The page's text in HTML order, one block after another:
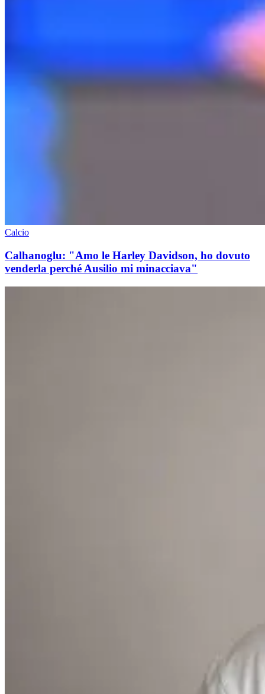
Calcio
Calhanoglu: "Amo le Harley Davidson, ho dovuto
venderla perché Ausilio mi minacciava"